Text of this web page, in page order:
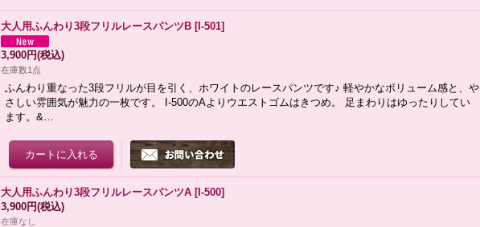
大人用ふんわり3段フリルレースパンツB [I-501]
3,900円(税込)
在庫数1点
ふんわり重なった3段フリルが目を引く、ホワイトのレースパンツです♪ 軽やかなボリューム感と、や
さしい雰囲気が魅力の一枚です。 I-500のAよりウエストゴムはきつめ。 足まわりはゆったりしてい
ます。&…
大人用ふんわり3段フリルレースパンツA [I-500]
3,900円(税込)
在庫なし